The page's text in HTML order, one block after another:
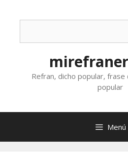
Refran, dicho popular,
popular
Menú